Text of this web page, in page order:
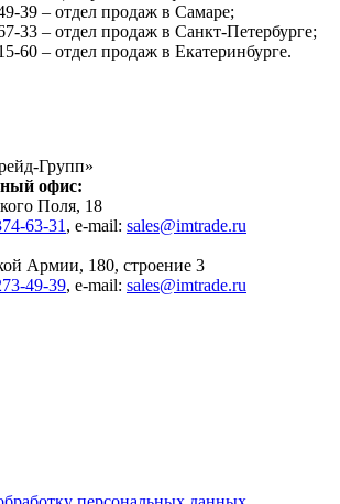
39 – отдел продаж в Самаре;
33 – отдел продаж в Санкт-Петербурге;
60 – отдел продаж в Екатеринбурге.
Групп»
офис:
Поля, 18
63-31 , e-mail: sales@imtrade.ru
Армии, 180, строение 3
49-39, e-mail: sales@imtrade.ru